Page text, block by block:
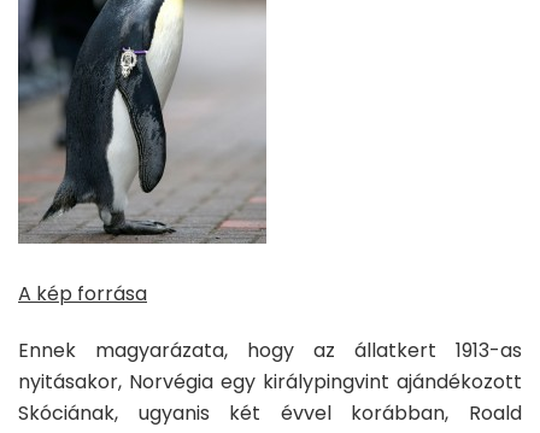
A kép forrása
Ennek magyarázata, hogy az állatkert 1913-as
nyitásakor, Norvégia egy királypingvint ajándékozott
Skóciának, ugyanis két évvel korábban, Roald